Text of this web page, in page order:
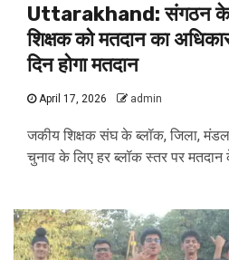
Uttarakhand: संगठन के
शिक्षक को मतदान का
दिन होगा मतदान
April 17, 2026 admin
जकीय शिक्षक संघ के ब्लॉक, जिला, मंडल
चुनाव के लिए हर ब्लॉक स्तर पर मतदान